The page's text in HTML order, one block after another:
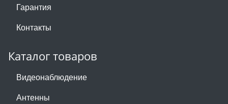
Гарантия
Контакты
Каталог товаров
Видеонаблюдение
Антенны